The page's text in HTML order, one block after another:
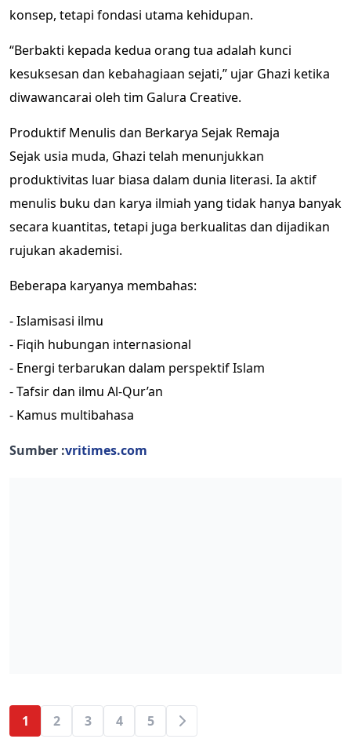
konsep, tetapi fondasi utama kehidupan.
“Berbakti kepada kedua orang tua adalah kunci
kesuksesan dan kebahagiaan sejati,” ujar Ghazi ketika
diwawancarai oleh tim Galura Creative.
Produktif Menulis dan Berkarya Sejak Remaja
Sejak usia muda, Ghazi telah menunjukkan
produktivitas luar biasa dalam dunia literasi. Ia aktif
menulis buku dan karya ilmiah yang tidak hanya banyak
secara kuantitas, tetapi juga berkualitas dan dijadikan
rujukan akademisi.
Beberapa karyanya membahas:
- Islamisasi ilmu
- Fiqih hubungan internasional
- Energi terbarukan dalam perspektif Islam
- Tafsir dan ilmu Al-Qur’an
- Kamus multibahasa
Sumber :vritimes.com
1 2 3 4 5